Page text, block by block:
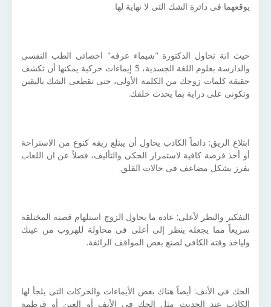
يوقعهما فى دائرة الشك التى لا نهاية لها.
حيث انة تحاول الدكتورة "شيماء عرفه" اخصائى الطب النفسى
والدارسة بعلوم اللغة الجسدية، 5 إيماءات حركية يمكنها أن تكشف
حقيقة كلمات زوجك من الكلمة الأولى، حتى تقطعى الشك باليقين
وتكونى على دراية بما يحدث خلفك.
ابتلاع الريق: دائماً الكاذب يحاول أن يبتلع ريقه كنوع من الاستراحة
أو أخذ فرصة كافية لاستمرار الحكى والتأليف، فضلاً عن ان اللعاب
يفرز بشكل مضاعف فى حالات القلق.
التفكير والنظر لأعلى: عادة ما يحاول الزوج استلهام قصته المختلقة
سريعاً مما يجعله ينظر إلى أعلى فى محاولة للهروب من عينك
ولياخذ وقته الكافى لصنع بعض المواقف الزائفة.
الحك فى الأنف: أيضاً هناك بعض الأيماءات والحركات التى يلجأ لها
الكاذب عند الحديث مثل الحك فى الأنف أو العين أو قرطمة